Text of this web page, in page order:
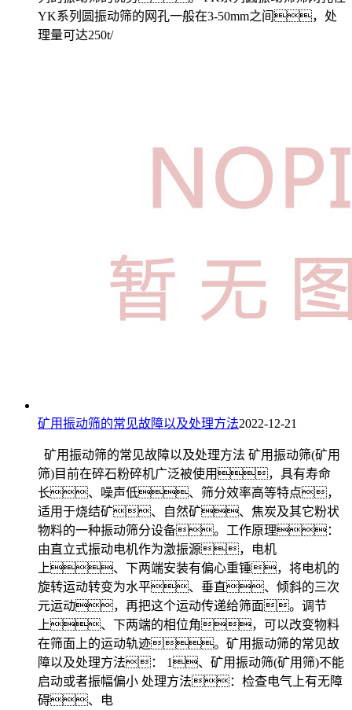
YK系列圆振动筛的网孔一般在3-50mm之间，处
理量可达250t/
矿用振动筛的常见故障以及处理方法2022-12-21
矿用振动筛的常见故障以及处理方法 矿用振动筛(矿用
筛)目前在碎石粉碎机广泛被使用，具有寿命
长、噪声低、筛分效率高等特点，
适用于烧结矿、自然矿、焦炭及其它粉状
物料的一种振动筛分设备。工作原理：
由直立式振动电机作为激振源，电机
上、下两端安装有偏心重锤，将电机的
旋转运动转变为水平、垂直、倾斜的三次
元运动，再把这个运动传递给筛面。调节
上、下两端的相位角，可以改变物料
在筛面上的运动轨迹。矿用振动筛的常见故
障以及处理方法： 1、矿用振动筛(矿用筛)不能
启动或者振幅偏小 处理方法：检查电气上有无障
碍、电